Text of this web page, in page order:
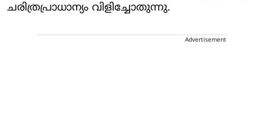
ചരിത്രപ്രാധാന്യം വിളിച്ചോതുന്നു.
Advertisement